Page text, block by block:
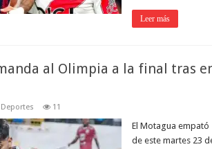
Leer más
al Olimpia a la final tras
Deportes 11
El Motagua empató
de este martes 23